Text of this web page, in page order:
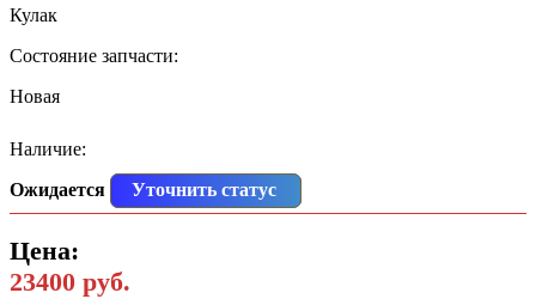
Кулак
Состояние запчасти:
Новая
Наличие:
Ожидается
Уточнить статус
Цена:
23400 руб.